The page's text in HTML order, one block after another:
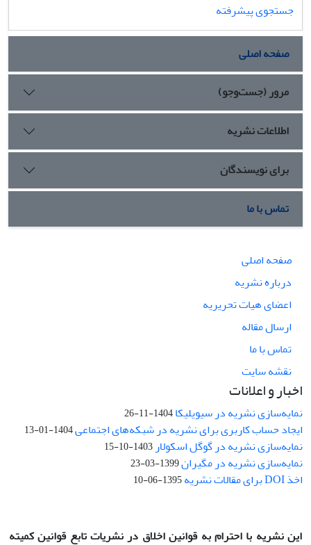
جستجوی پیشرفته
صفحه اصلی
مرور (جست‌وجو)
اطلاعات نشریه
برای نویسندگان
تماس با ما
صفحه اصلی
درباره نشریه
اعضای هیات تحریریه
ارسال مقاله
تماس با ما
نقشه سایت
اخبار و اعلانات
نمایه‌سازی نشریه در سیویلیکا1404-11-26
ایجاد حساب کاربری برای نشریه در شبکه‌های اجتماعی1404-01-13
نمایه‌سازی نشریه در گوگل اسکولار 1403-10-15
نمایه‌سازی نشریه در مگیران1399-03-23
اخذ DOI برای مقالات نشریه 1395-06-10
این نشریه با احترام به قوانین اخلاق در نشریات تابع قوانین کمیته